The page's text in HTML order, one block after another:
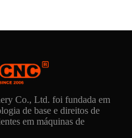
Co., Ltd. foi fundada em
de base e direitos de
em máquinas de